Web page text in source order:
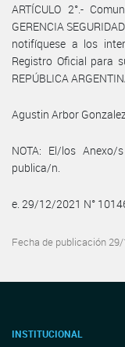
ARTÍCULO 2°.-
GERENCIA
notifíquese a los
Registro Oficial para
REPÚBLICA
Agustin Arbor Gonzalez
NOTA: El/los
publica/n.
e. 29/12/2021 N°
Fecha de publicación
INSTITUCIONAL